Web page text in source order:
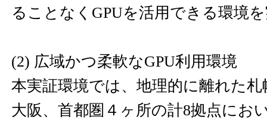
ることなくGPUを活用できる環境
(2) 広域かつ柔軟なGPU利用環境
本実証環境では、地理的に離れた
大阪、首都圏４ヶ所の計8拠点にお